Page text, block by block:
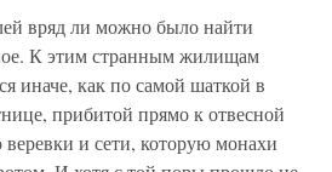
вряд ли можно было найти
К этим странным жилищам
иначе, как по самой шаткой в
прибитой прямо к отвесной
и сети, которую монахи